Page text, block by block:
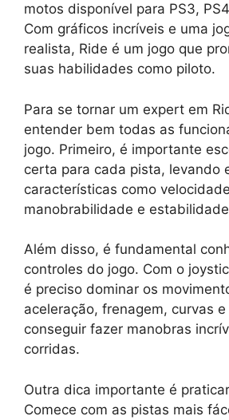
motos disponível para PS3,
Com gráficos incríveis e uma
realista, Ride é um jogo que
suas habilidades como piloto.
Para se tornar um expert em
entender bem todas as
jogo. Primeiro, é importante
certa para cada pista, levando
características como
manobrabilidade e
Além disso, é fundamental
controles do jogo. Com o
é preciso dominar os
aceleração, frenagem, curvas
conseguir fazer manobras
corridas.
Outra dica importante é
Comece com as pistas mais